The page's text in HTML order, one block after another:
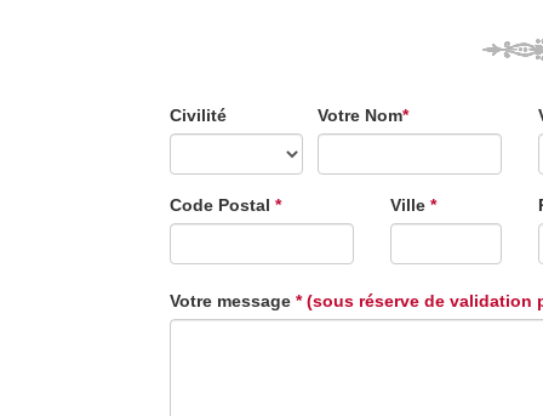
Civilité Votre Nom*
Code Postal * Ville*
Votre message * (sous réserve de validation